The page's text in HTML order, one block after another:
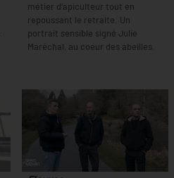
métier d’apiculteur tout en
repoussant le retraite. Un
portrait sensible signé Julie
Maréchal, au coeur des abeilles.